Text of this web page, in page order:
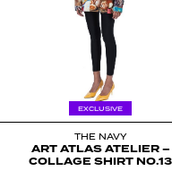
EXCLUSIVE
THE NAVY
ART ATLAS ATELIER –
COLLAGE SHIRT NO.13